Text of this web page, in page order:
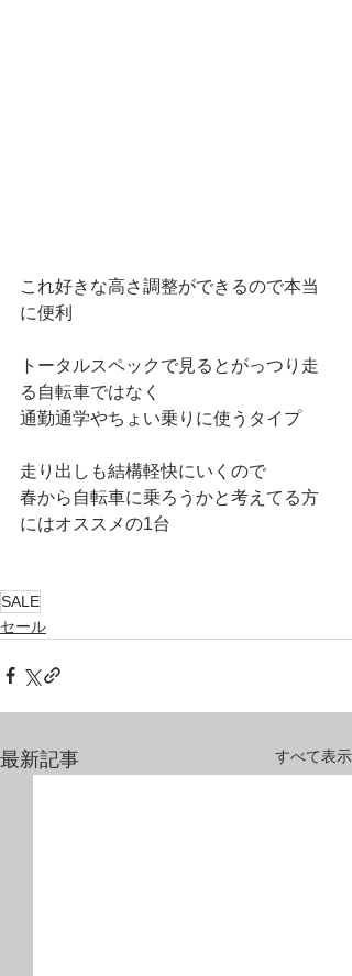
これ好きな高さ調整ができるので本当
に便利
トータルスペックで見るとがっつり走
る自転車ではなく
通勤通学やちょい乗りに使うタイプ
走り出しも結構軽快にいくので
春から自転車に乗ろうかと考えてる方
にはオススメの1台
SALE
セール
最新記事 すべて表示